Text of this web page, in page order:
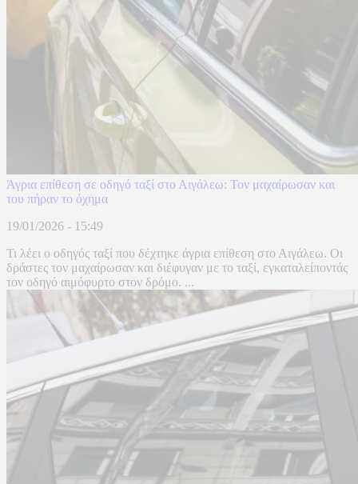
Άγρια επίθεση σε οδηγό ταξί στο Αιγάλεω: Τον μαχαίρωσαν και
του πήραν το όχημα
19/01/2026 - 15:49
Τι λέει ο οδηγός ταξί που δέχτηκε άγρια επίθεση στο Αιγάλεω. Οι
δράστες τον μαχαίρωσαν και διέφυγαν με το ταξί, εγκαταλείποντάς
τον οδηγό αιμόφυρτο στον δρόμο. ...